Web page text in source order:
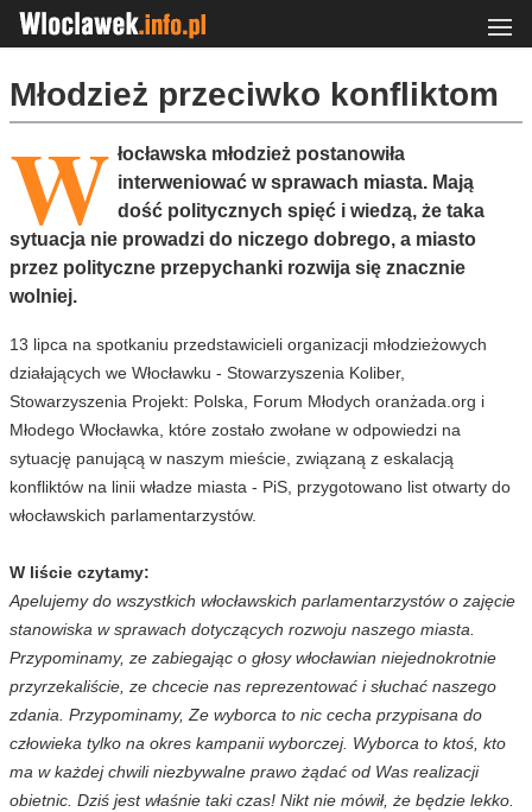
Młodzież przeciwko konfliktom
W łocławska młodzież postanowiła
interweniować w sprawach miasta. Mają
dość politycznych spięć i wiedzą, że taka
sytuacja nie prowadzi do niczego dobrego, a miasto
przez polityczne przepychanki rozwija się znacznie
wolniej.
13 lipca na spotkaniu przedstawicieli organizacji młodzieżowych
działających we Włocławku - Stowarzyszenia Koliber,
Stowarzyszenia Projekt: Polska, Forum Młodych oranżada.org i
Młodego Włocławka, które zostało zwołane w odpowiedzi na
sytuację panującą w naszym mieście, związaną z eskalacją
konfliktów na linii władze miasta - PiS, przygotowano list otwarty do
włocławskich parlamentarzystów.
W liście czytamy:
Apelujemy do wszystkich włocławskich parlamentarzystów o zajęcie
stanowiska w sprawach dotyczących rozwoju naszego miasta.
Przypominamy, ze zabiegając o głosy włocławian niejednokrotnie
przyrzekaliście, ze chcecie nas reprezentować i słuchać naszego
zdania. Przypominamy, Ze wyborca to nic cecha przypisana do
człowieka tylko na okres kampanii wyborczej. Wyborca to ktoś, kto
ma w każdej chwili niezbywalne prawo żądać od Was realizacji
obietnic. Dziś jest właśnie taki czas! Nikt nie mówił, że będzie lekko.